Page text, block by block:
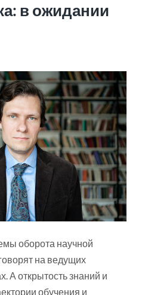
в ожидании
оборота научной
на ведущих
А открытость знаний и
обучения и